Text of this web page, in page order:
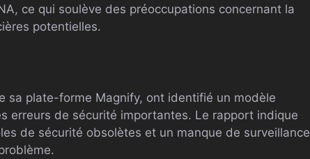
ce qui soulève des préoccupations concernant la
potentielles.
sa plate-forme Magnify, ont identifié un modèle
erreurs de sécurité importantes. Le rapport indique
de sécurité obsolètes et un manque de surveillance